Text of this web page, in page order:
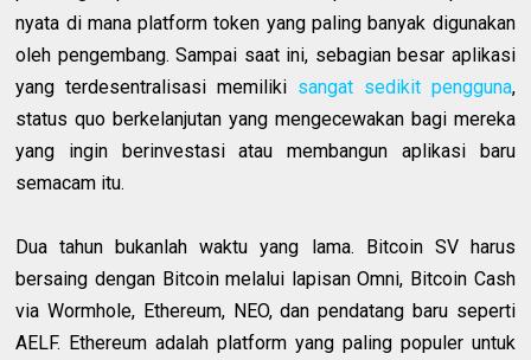
nyata di mana platform token yang paling banyak digunakan
oleh pengembang. Sampai saat ini, sebagian besar aplikasi
yang terdesentralisasi memiliki sangat sedikit pengguna,
status quo berkelanjutan yang mengecewakan bagi mereka
yang ingin berinvestasi atau membangun aplikasi baru
semacam itu.
Dua tahun bukanlah waktu yang lama. Bitcoin SV harus
bersaing dengan Bitcoin melalui lapisan Omni, Bitcoin Cash
via Wormhole, Ethereum, NEO, dan pendatang baru seperti
AELF. Ethereum adalah platform yang paling populer untuk